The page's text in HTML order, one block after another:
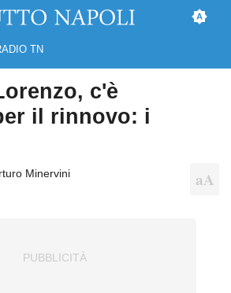
TN
c'è
il rinnovo: i
Minervini